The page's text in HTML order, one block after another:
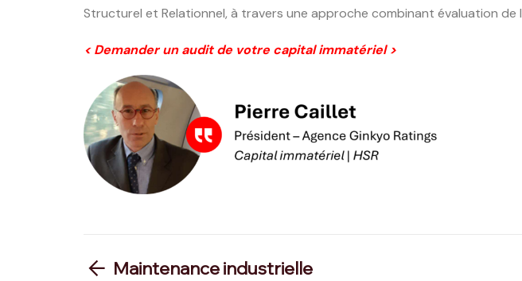
Structurel et Relationnel, à travers une approche combinant évaluation
< Demander un audit de votre capital immatériel >
Maintenance industrielle